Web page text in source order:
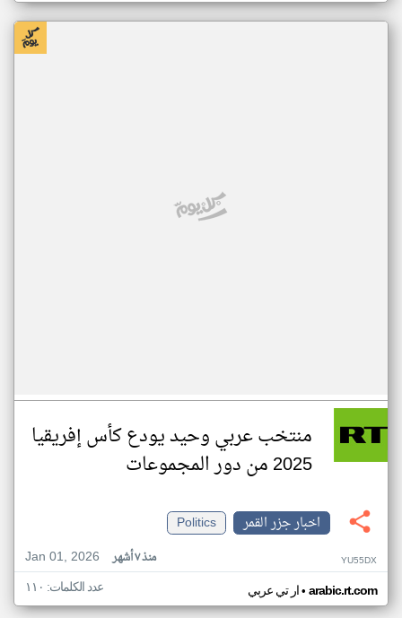
منتخب عربي وحيد يودع كأس إفريقيا
2025 من دور المجموعات
اخبار جزر القمر
Politics
Jan 01, 2026
منذ ٧ أشهر YU55DX
ار تي عربي• arabic.rt.com عدد الكلمات: ١١٠